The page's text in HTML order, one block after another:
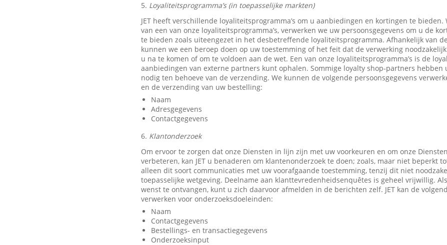
5. Loyaliteitsprogramma’s (in toepasselijke markten)
JET heeft verschillende loyaliteitsprogramma’s om u aanbiedingen en kortingen te
van een van onze loyaliteitsprogramma’s, verwerken we uw persoonsgegevens om u de
te bieden zoals uiteengezet in het desbetreffende loyaliteitsprogramma. Afhankelijk van
kunnen we een beroep doen op uw toestemming of het feit dat de verwerking
u na te komen of om te voldoen aan de wet. Een van onze loyaliteitsprogramma’s is de
aanbiedingen van externe partners kunt ophalen. Sommige loyalty shop-partners hebben
nodig ten behoeve van de verzending. We kunnen de volgende persoonsgegevens
en de verzending van uw bestelling:
Naam
Adresgegevens
Contactgegevens
6. Klantonderzoek
Om ervoor te zorgen dat onze Diensten in lijn zijn met uw voorkeuren en om onze
verbeteren, kan JET u benaderen om klantenonderzoek te doen; zoals, maar niet beperkt
alleen dit soort communicaties met uw voorafgaande toestemming, tenzij dit niet
toepasselijke wetgeving. Deelname aan klanttevredenheidsenquêtes is geheel vrijwillig.
wenst te ontvangen, kunt u zich daarvoor afmelden in de berichten zelf. JET kan de
verwerken voor onderzoeksdoeleinden:
Naam
Contactgegevens
Bestellings- en transactiegegevens
Onderzoeksinput